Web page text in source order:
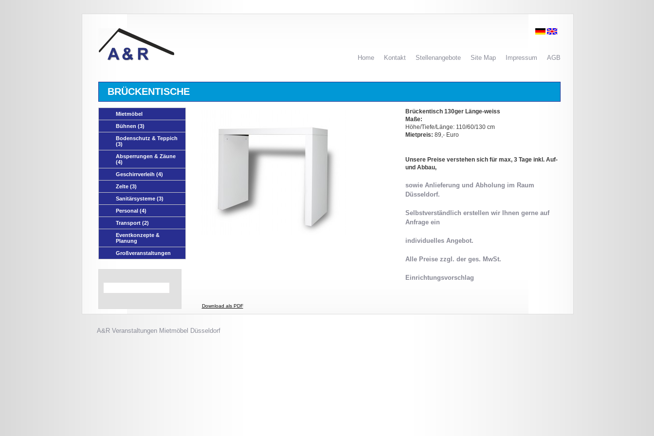
Home Kontakt Stellenangebote Site Map Impressum AGB
BRÜCKENTISCHE
Mietmöbel
Bühnen (3)
Bodenschutz & Teppich
(3)
Absperrungen & Zäune
(4)
Geschirrverleih (4)
Zelte (3)
Sanitärsysteme (3)
Personal (4)
Transport (2)
Eventkonzepte &
Planung
Großveranstaltungen
Brückentisch 130ger Länge-weiss
Maße:
Höhe/Tiefe/Länge: 110/60/130 cm
Mietpreis: 89,- Euro
Unsere Preise verstehen sich für max, 3 Tage inkl. Auf-
und Abbau,
sowie Anlieferung und Abholung im Raum
Düsseldorf.
Selbstverständlich erstellen wir Ihnen gerne auf
Anfrage ein
individuelles Angebot.
Alle Preise zzgl. der ges. MwSt.
Einrichtungsvorschlag
Download als PDF
A&R Veranstaltungen Mietmöbel Düsseldorf